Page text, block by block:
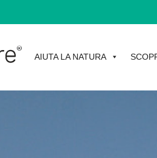
AIUTA LA NATURA